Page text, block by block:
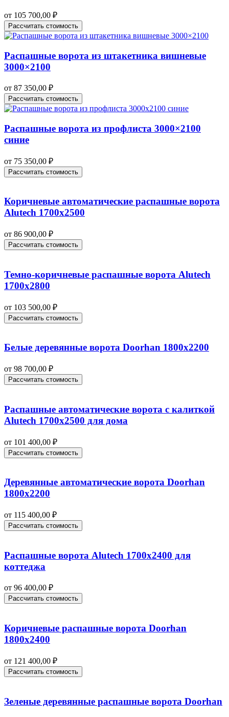
от 105 700,00 ₽
Рассчитать стоимость
Распашные ворота из штакетника вишневые
3000×2100
от 87 350,00 ₽
Рассчитать стоимость
Распашные ворота из профлиста 3000×2100
синие
от 75 350,00 ₽
Рассчитать стоимость
Коричневые автоматические распашные ворота
Alutech 1700х2500
от 86 900,00 ₽
Рассчитать стоимость
Темно-коричневые распашные ворота Alutech
1700х2800
от 103 500,00 ₽
Рассчитать стоимость
Белые деревянные ворота Doorhan 1800х2200
от 98 700,00 ₽
Рассчитать стоимость
Распашные автоматические ворота с калиткой
Alutech 1700х2500 для дома
от 101 400,00 ₽
Рассчитать стоимость
Деревянные автоматические ворота Doorhan
1800х2200
от 115 400,00 ₽
Рассчитать стоимость
Распашные ворота Alutech 1700х2400 для
коттеджа
от 96 400,00 ₽
Рассчитать стоимость
Коричневые распашные ворота Doorhan
1800х2400
от 121 400,00 ₽
Рассчитать стоимость
Зеленые деревянные распашные ворота Doorhan